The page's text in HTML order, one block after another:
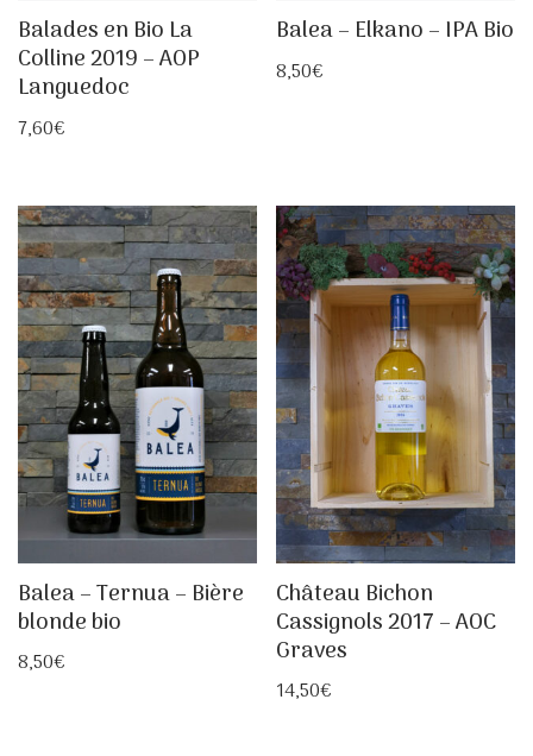
Balades en Bio La
Colline 2019 – AOP
Languedoc
7,60€
Balea – Elkano – IPA Bio
8,50€
Balea – Ternua – Bière
blonde bio
8,50€
Château Bichon
Cassignols 2017 – AOC
Graves
14,50€